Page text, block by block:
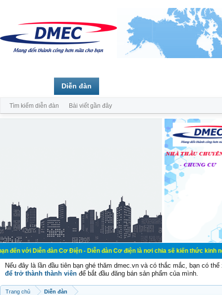
đàn Cơ Điện - Diễn đàn Cơ điện là nơi chia sẽ kiến thức kinh nghiệm
Nếu đây là lần đầu tiên bạn ghé thăm dmec.vn và có thắc mắc, bạn có
để trở thành thành viên để bắt đầu đăng bán sản phẩm của mình.
Trang chủ Diễn đàn
Diễn đàn
Tìm kiếm diễn đàn Bài viết gần đây